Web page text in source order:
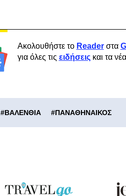
Ακολουθήστε το Readerστα
για όλες τις ειδήσειςκαι τα
#ΒΑΛΕΝΘΙΑ #ΠΑΝΑΘΗΝΑΙΚΟΣ